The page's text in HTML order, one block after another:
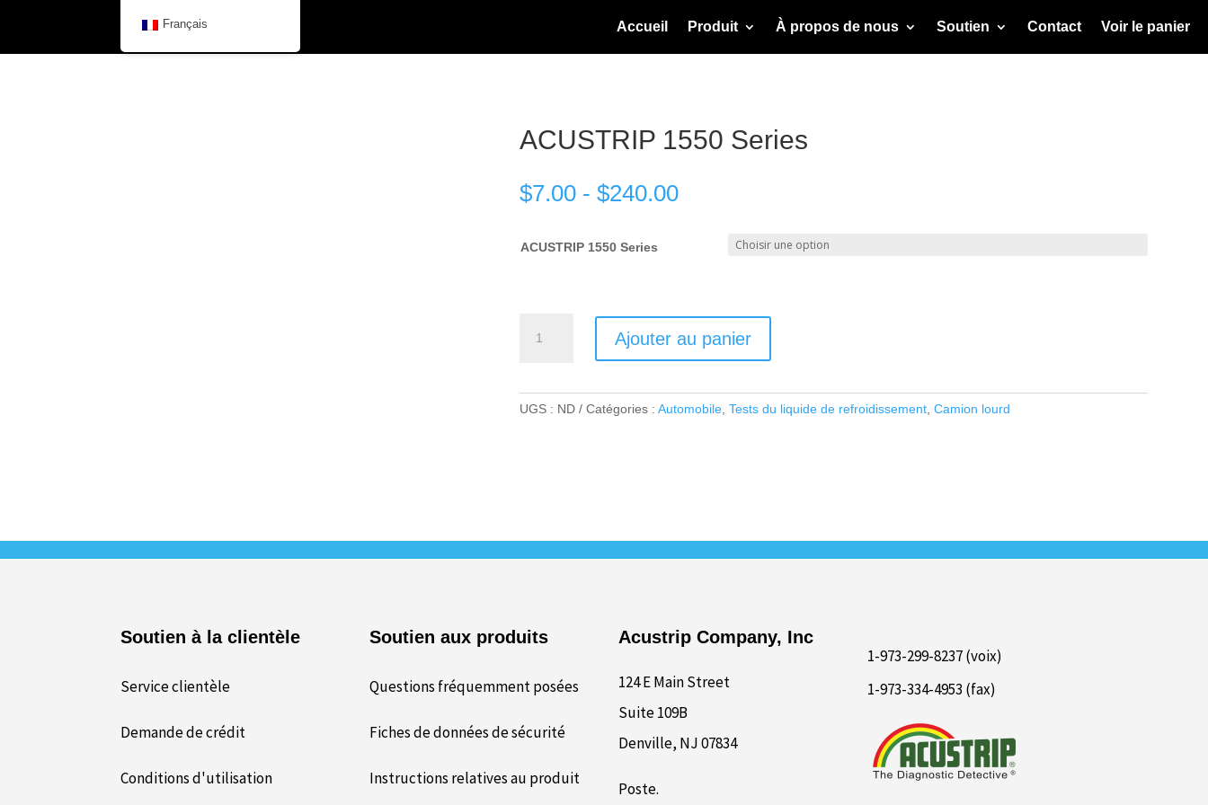
Accueil Produit À propos de nous Soutien Contact Voir le panier
ACUSTRIP 1550 Series
$7.00- $240.00
ACUSTRIP 1550 Series
Series
Ajouter au panier
UGS : ND Catégories : Automobile, Tests du liquide de refroidissement, Camion lourd
Soutien à la clientèle
Service clientèle
Demande de crédit
Conditions d'utilisation
Soutien aux produits
Questions fréquemment posées
Fiches de données de sécurité
Instructions relatives au produit
Acustrip Company, Inc
124 E Main Street
Suite 109B
Denville, NJ 07834
Poste.
1-973-299-8237 (voix)
1-973-334-4953 (fax)
Français